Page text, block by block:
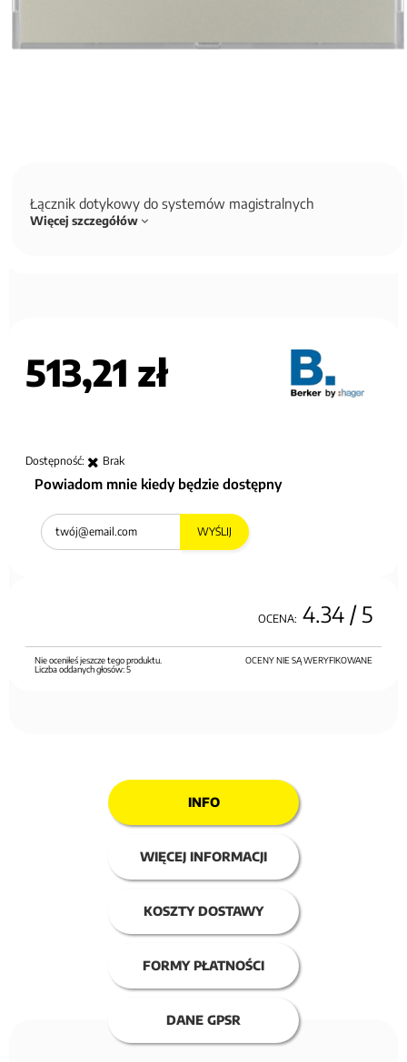
Łącznik dotykowy do systemów magistralnych
Więcej szczegółów
513,21 zł
Dostępność: Brak
Powiadom mnie kiedy będzie dostępny
WYŚLIJ
OCENA: 4.34 / 5
OCENY NIE SĄ WERYFIKOWANE
Nie oceniłeś jeszcze tego produktu.
Liczba oddanych głosów:5
INFO
WIĘCEJ INFORMACJI
KOSZTY DOSTAWY
FORMY PŁATNOŚCI
DANE GPSR